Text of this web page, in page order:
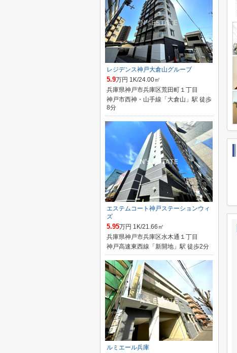
レジデンス神戸大倉山グルーブ
5.9万円 1K/24.00㎡
兵庫県神戸市兵庫区荒田町１丁目
神戸市西神・山手線「大倉山」駅 徒歩
8分
エステムコート神戸ステーションウィ
ズ
5.95万円 1K/21.66㎡
兵庫県神戸市兵庫区水木通１丁目
神戸高速東西線「新開地」駅 徒歩2分
ルミエール兵庫